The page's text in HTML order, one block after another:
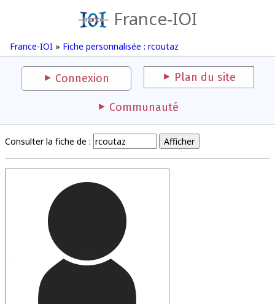
France-IOI
France-IOI » Fiche personnalisée : rcoutaz
Connexion Plan du site
Communauté
Consulter la fiche de :